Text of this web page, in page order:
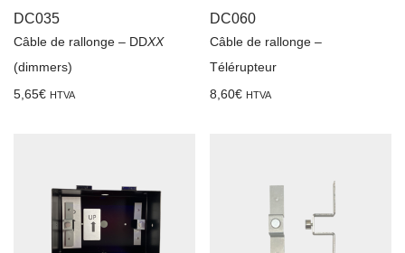
DC035
Câble de rallonge – DDXX
(dimmers)
5,65€ HTVA
DC060
Câble de rallonge –
Télérupteur
8,60€ HTVA